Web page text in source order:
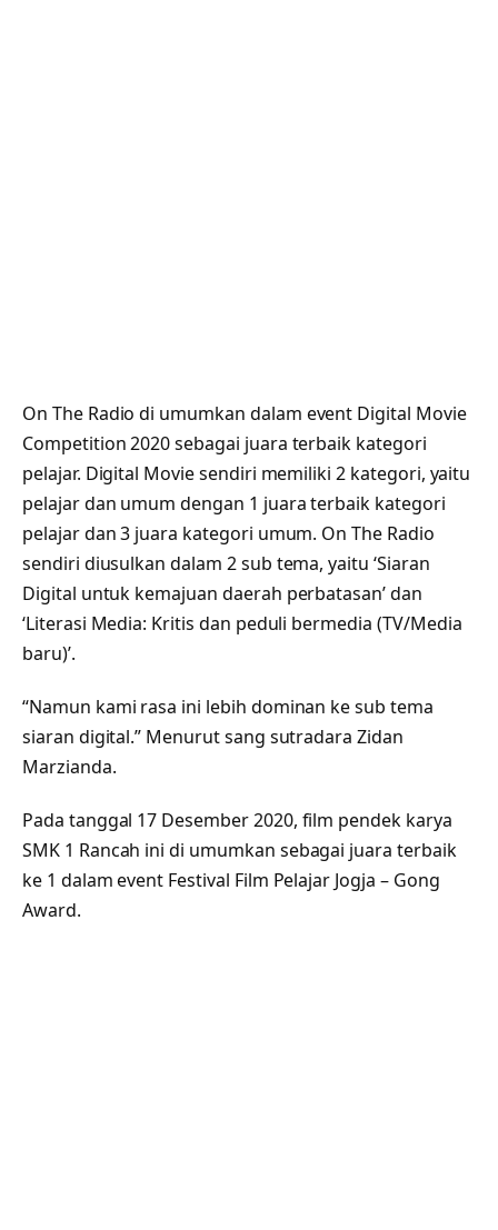
On The Radio di umumkan dalam event Digital Movie
Competition 2020 sebagai juara terbaik kategori
pelajar. Digital Movie sendiri memiliki 2 kategori, yaitu
pelajar dan umum dengan 1 juara terbaik kategori
pelajar dan 3 juara kategori umum. On The Radio
sendiri diusulkan dalam 2 sub tema, yaitu ‘Siaran
Digital untuk kemajuan daerah perbatasan’ dan
‘Literasi Media: Kritis dan peduli bermedia (TV/Media
baru)’.
“Namun kami rasa ini lebih dominan ke sub tema
siaran digital.” Menurut sang sutradara Zidan
Marzianda.
Pada tanggal 17 Desember 2020, film pendek karya
SMK 1 Rancah ini di umumkan sebagai juara terbaik
ke 1 dalam event Festival Film Pelajar Jogja – Gong
Award.